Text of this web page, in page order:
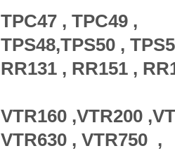
TPC47 , TPC49 ,
TPS48,TPS50 ,
RR131 , RR151 ,
VTR160 ,VTR200
VTR630 , VTR750 ,